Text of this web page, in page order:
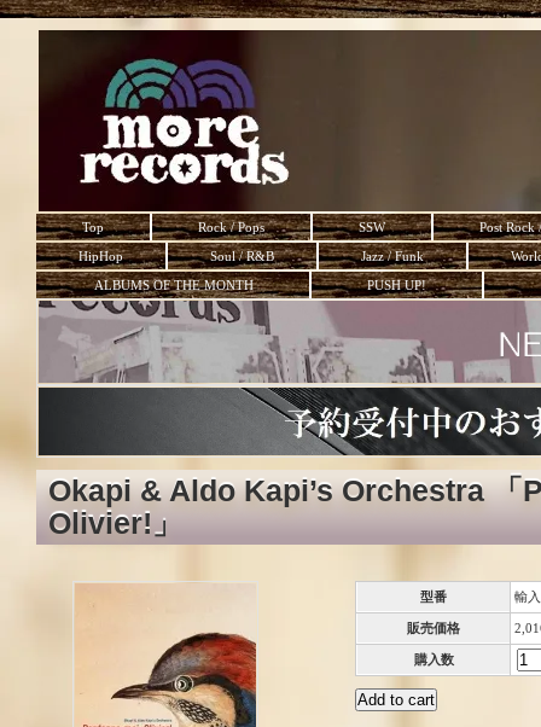
Top Rock / Pops SSW
Post Rock
HipHop
Soul / R&B Jazz / Funk
ALBUMS OF THE MONTH
PUSH UP!
Okapi & Aldo Kapi’s Orchestra 「
Olivier!」
型番 輸
販売価格
購入数